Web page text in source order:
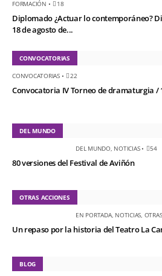
FORMACIÓN • 18
Diplomado ¿Actuar lo contemporáneo?
18 de agosto de...
CONVOCATORIAS
CONVOCATORIAS• 22
Convocatoria IV Torneo de dramaturgia /
DEL MUNDO
DEL MUNDO, NOTICIAS• 54
80 versiones del Festival de Aviñón
OTRAS ACCIONES
EN PORTADA, NOTICIAS,
Un repaso por la historia del Teatro La
BLOG